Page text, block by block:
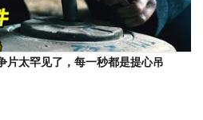
片太罕见了，每一秒都是提心吊